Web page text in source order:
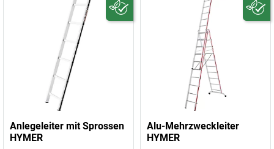
Anlegeleiter mit Sprossen
HYMER
Alu-Mehrzweckleiter
HYMER